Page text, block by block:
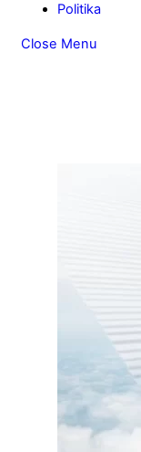
Politika
Close Menu